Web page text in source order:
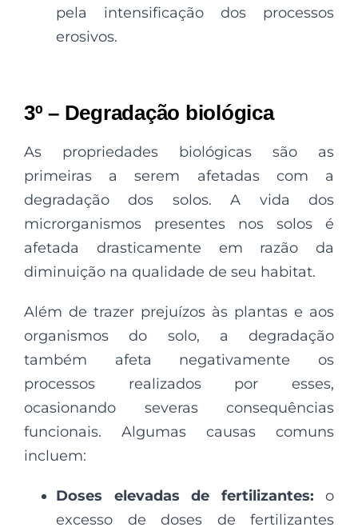
pela intensificação dos processos
erosivos.
3º – Degradação biológica
As propriedades biológicas são as
primeiras a serem afetadas com a
degradação dos solos. A vida dos
microrganismos presentes nos solos é
afetada drasticamente em razão da
diminuição na qualidade de seu habitat.
Além de trazer prejuízos às plantas e aos
organismos do solo, a degradação
também afeta negativamente os
processos realizados por esses,
ocasionando severas consequências
funcionais. Algumas causas comuns
incluem:
Doses elevadas de fertilizantes: o
excesso de doses de fertilizantes